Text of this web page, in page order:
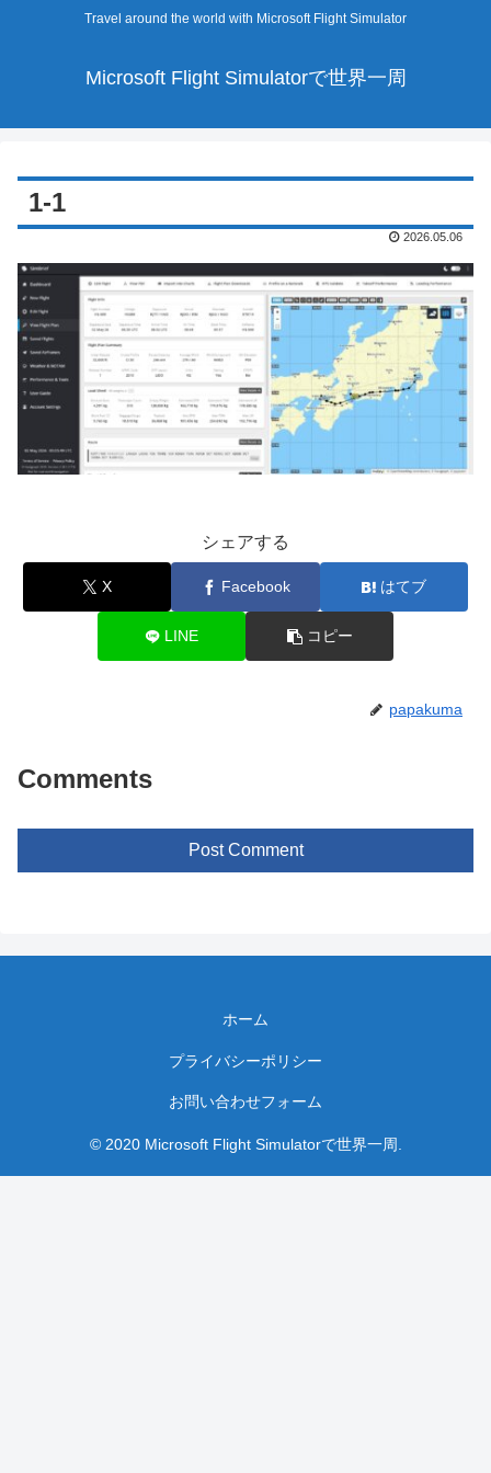
Travel around the world with Microsoft Flight Simulator
Microsoft Flight Simulatorで世界一周
1-1
2026.05.06
シェアする
X Facebook はてブ
LINE コピー
papakuma
Comments
Post Comment
ホーム
プライバシーポリシー
お問い合わせフォーム
© 2020 Microsoft Flight Simulatorで世界一周.